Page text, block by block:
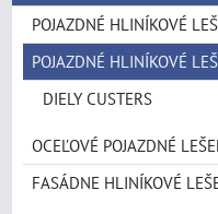
POJAZDNÉ HLINÍKOVÉ
POJAZDNÉ HLINÍKOVÉ
DIELY CUSTERS
OCEĽOVÉ POJAZDNÉ
FASÁDNE HLINÍKOVÉ